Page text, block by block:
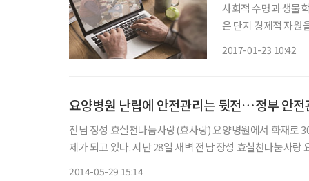
사회적 수명과 생물
은 단지 경제적 자원
2017-01-23 10:42
요양병원 난립에 안전관리는 뒷전…정부 안전
전남 장성 효실천나눔사랑(효사랑) 요양병원에서 화재로 30명이 넘는 인명 피해가 발생함에 따라 허술한 요양병원 관리 실태가 문
제가 되고 있다. 지난 28일 새벽 전남 장성 효실천나눔사랑 요양병원에서 대형 인명 사고가 밣생한 가운데 정부의 허술한 요양병원
2014-05-29 15:14